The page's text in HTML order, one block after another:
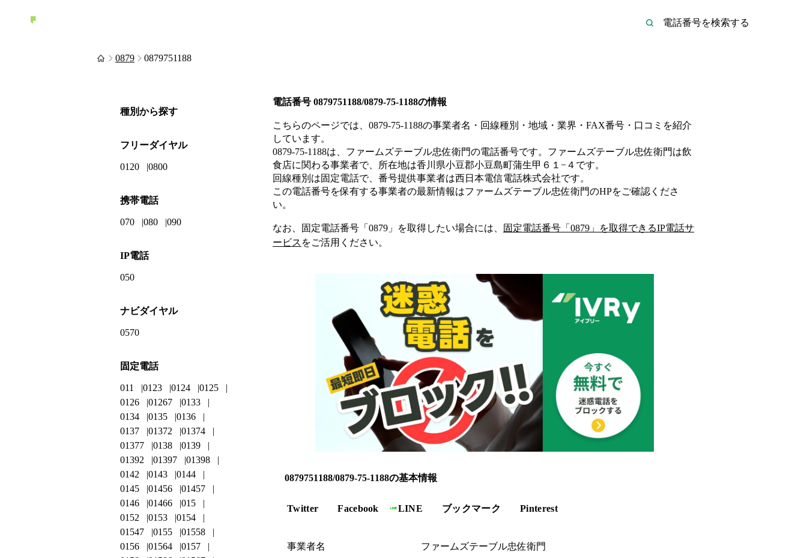
0879 0879751188
電話番号 0879751188/0879-75-1188の情報
こちらのページでは、 0879-75-1188の事業者名・回線種別・地域・業界・FAX番号・口コミを紹介
しています。
0879-75-1188は、 ファームズテーブル忠佐衛門の電話番号です。 ファームズテーブル忠佐衛門は飲
食店に関わる事業者で、所在地は香川県小豆郡小豆島町蒲生甲６１−４ です。
回線種別は固定電話で、番号提供事業者は西日本電信電話株式会社です。
この電話番号を保有する事業者の最新情報はファームズテーブル忠佐衛門のHPをご確認くださ
い。
なお、固定電話番号「 0879 」を取得したい場合には、 固定電話番号「 0879 」を取得できるIP電話サ
ービス をご活用ください。
0879751188/0879-75-1188の基本情報
Twitter Facebook LINE ブックマーク Pinterest
事業者名 ファームズテーブル忠佐衛門
種別から探す
フリーダイヤル
0120 0800
携帯電話
070 080 090
IP電話
050
ナビダイヤル
0570
固定電話
011 0123 0124
0125
0126
01267
0133
0134
0135
0136
0137
01372
01374
01377
0138
0139
01392
01397
01398
0142
0143
0144
0145
01456
01457
0146
01466
015
0152
0153
0154
01547
0155
01558
0156
01564
0157